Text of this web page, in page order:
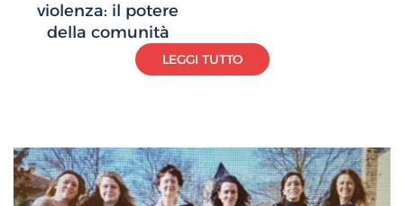
violenza: il potere
della comunità
LEGGI TUTTO